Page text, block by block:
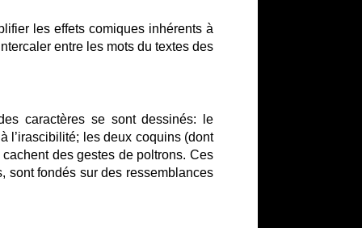
les effets comiques inhérents à
entre les mots du textes des
caractères se sont dessinés: le
l’irascibilité; les deux coquins (dont
des gestes de poltrons. Ces
sont fondés sur des ressemblances